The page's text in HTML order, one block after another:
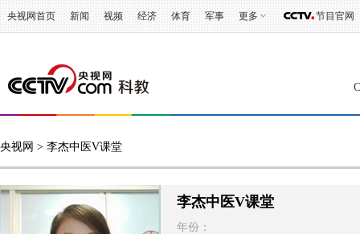
央视网首页 新闻 视频 经济 体育 军事 更多 节目官网
央视网 > 李杰中医V课堂
李杰中医V课堂
年份：